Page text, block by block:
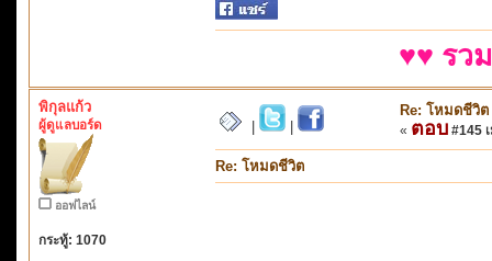
♥♥ รว
พิกุลแก้ว
ผู้ดูแลบอร์ด
ออฟไลน์
กระทู้: 1070
Re: โหมดชีวิต
« ตอบ #145
Re: โหมดชีวิต